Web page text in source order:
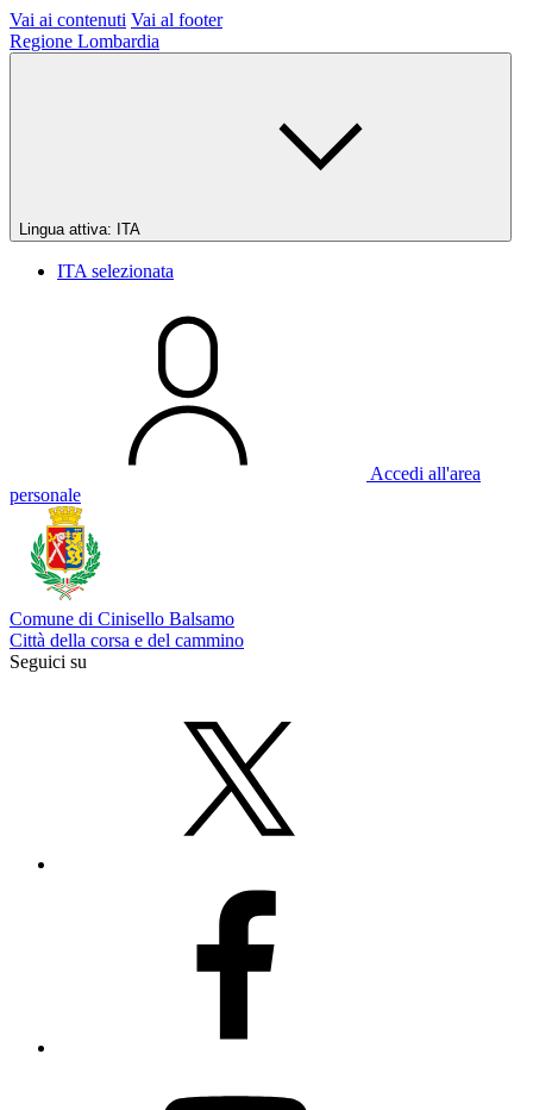
Vai ai contenuti Vai al footer
Regione Lombardia
Lingua attiva: ITA
ITA selezionata
Accedi all'area
personale
Comune di Cinisello Balsamo
Città della corsa e del cammino
Seguici su